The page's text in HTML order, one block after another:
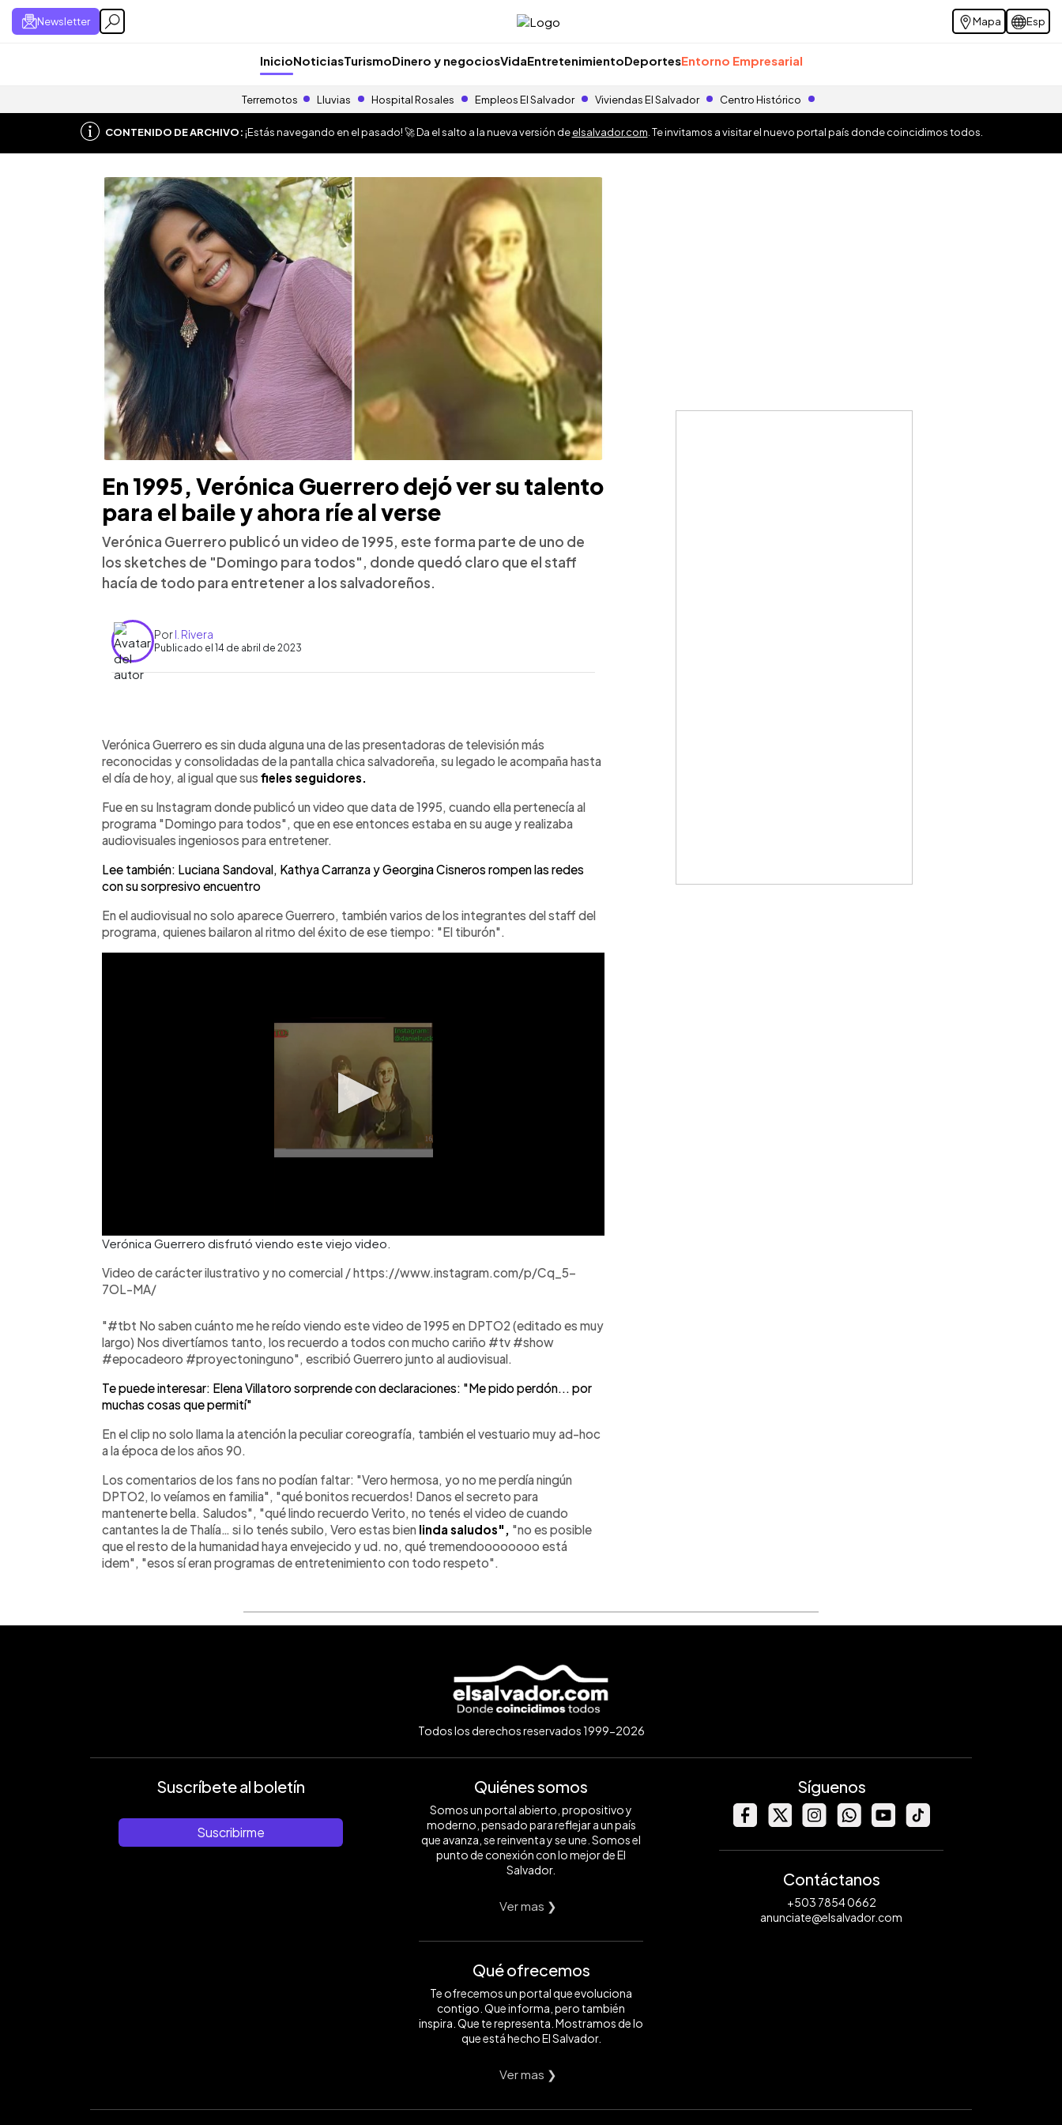
Newsletter Mapa Esp
InicioNoticiasTurismoDinero y negociosVidaEntretenimientoDeportesEntorno Empresarial
Terremotos Lluvias Hospital Rosales Empleos El Salvador Viviendas El Salvador Centro Histórico
CONTENIDO DE ARCHIVO:¡Estás navegando en el pasado! 🚀 Da el salto a la nueva versión deelsalvador.com . Te invitamos a visitar el nuevo portal país donde coincidimos todos.
En 1995, Verónica Guerrero dejó ver su talento
para el baile y ahora ríe al verse
Verónica Guerrero publicó un video de 1995, este forma parte de uno de
los sketches de "Domingo para todos", donde quedó claro que el staff
hacía de todo para entretener a los salvadoreños.
PorI. Rivera
Publicado el 14 de abril de 2023
► Escuchar artículo
Verónica Guerrero es sin duda alguna una de las presentadoras de televisión más
reconocidas y consolidadas de la pantalla chica salvadoreña, su legado le acompaña hasta
el día de hoy, al igual que sus fieles seguidores.
Fue en su Instagram donde publicó un video que data de 1995, cuando ella pertenecía al
programa "Domingo para todos", que en ese entonces estaba en su auge y realizaba
audiovisuales ingeniosos para entretener.
Lee también: Luciana Sandoval, Kathya Carranza y Georgina Cisneros rompen las redes
con su sorpresivo encuentro
En el audiovisual no solo aparece Guerrero, también varios de los integrantes del staff del
programa, quienes bailaron al ritmo del éxito de ese tiempo: "El tiburón".
Verónica Guerrero disfrutó viendo este viejo video.
Video de carácter ilustrativo y no comercial / https://www.instagram.com/p/Cq_5-
7OL-MA/
"#tbt No saben cuánto me he reído viendo este video de 1995 en DPTO2 (editado es muy
largo) Nos divertíamos tanto, los recuerdo a todos con mucho cariño #tv #show
#epocadeoro #proyectoninguno", escribió Guerrero junto al audiovisual.
Te puede interesar: Elena Villatoro sorprende con declaraciones: "Me pido perdón... por
muchas cosas que permití"
En el clip no solo llama la atención la peculiar coreografía, también el vestuario muy ad-hoc
a la época de los años 90.
Los comentarios de los fans no podían faltar: "Vero hermosa, yo no me perdía ningún
DPTO2, lo veíamos en familia", "qué bonitos recuerdos! Danos el secreto para
mantenerte bella. Saludos", "qué lindo recuerdo Verito, no tenés el video de cuando
cantantes la de Thalía… si lo tenés subilo, Vero estas bien linda saludos",
"no es posible
que el resto de la humanidad haya envejecido y ud. no, qué tremendoooooooo está
idem", "esos sí eran programas de entretenimiento con todo respeto".
Todos los derechos reservados 1999-2026
Suscríbete al boletín
Suscribirme
Quiénes somos
Somos un portal abierto, propositivo y
moderno, pensado para reflejar a un país
que avanza, se reinventa y se une. Somos el
punto de conexión con lo mejor de El
Salvador.
Ver mas ❯
Qué ofrecemos
Te ofrecemos un portal que evoluciona
contigo. Que informa, pero también
inspira. Que te representa. Mostramos de lo
que está hecho El Salvador.
Ver mas ❯
Síguenos
Contáctanos
+503 7854 0662
anunciate@elsalvador.com